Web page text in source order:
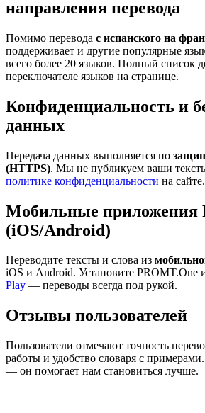
направления перевода
Помимо перевода с испанского на
поддерживает и другие популярные
всего более 20 языков. Полный список
переключателе языков на странице.
Конфиденциальность и
данных
Передача данных выполняется по
(HTTPS). Мы не публикуем ваши
политике конфиденциальности на сайте.
Мобильные приложения
(iOS/Android)
Переводите тексты и слова из
iOS и Android. Установите PROMT.One
Play — переводы всегда под рукой.
Отзывы пользователей
Пользователи отмечают точность
работы и удобство словаря с примерами.
— он помогает нам становиться лучше.